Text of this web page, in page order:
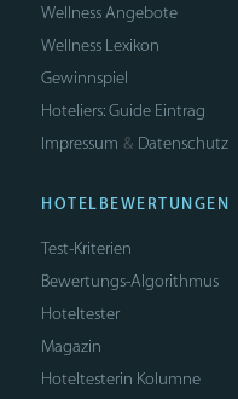
Wellness Angebote
Wellness Lexikon
Gewinnspiel
Hoteliers: Guide Eintrag
Impressum & Datenschutz
HOTELBEWERTUNGEN
Test-Kriterien
Bewertungs-Algorithmus
Hoteltester
Magazin
Hoteltesterin Kolumne